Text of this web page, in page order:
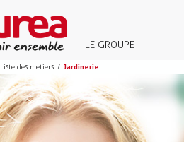
LE GROUPE
Liste des metiers / Jardinerie